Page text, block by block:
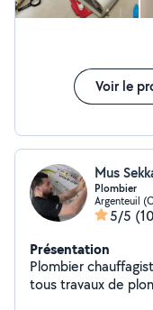
Voir le
Mus
Plombier
Argenteuil
5/5
Présentation
Plombier
tous travaux de